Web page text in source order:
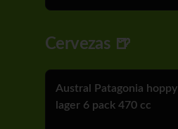
Cervezas 🍺
Austral Patagonia hoppy
lager 6 pack 470 cc